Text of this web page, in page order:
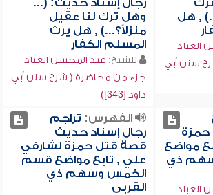
, هل
العباد
سنن أبي
رجال إسناد حديث: (...
وهل ترك لنا عقيل
منزلاً؟...) , هل يرث
المسلم الكفار
للشيخ: عبد المحسن العباد
جزء من محاضرة ( شرح سنن أبي
داود [343])
مواضع
ذي
العباد
الفهرس: تراجم
رجال إسناد حديث
قصة قتل حمزة لشارفي
علي , تابع مواضع قسم
الخمس وسهم ذي
القربى